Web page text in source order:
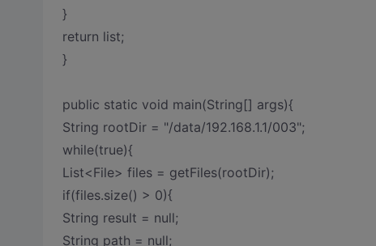
}
return list;
}
public static void main(String[] args){
String rootDir = "/data/192.168.1.1/003";
while(true){
List<File> files = getFiles(rootDir);
if(files.size() > 0){
String result = null;
String path = null;